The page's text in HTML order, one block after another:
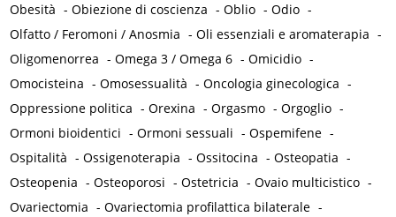
Obesità -Obiezione di coscienza -Oblio -Odio -
Olfatto / Feromoni / Anosmia -Oli essenziali e aromaterapia -
Oligomenorrea -Omega 3 / Omega 6 -Omicidio -
Omocisteina -Omosessualità -Oncologia ginecologica -
Oppressione politica -Orexina -Orgasmo -Orgoglio -
Ormoni bioidentici -Ormoni sessuali -Ospemifene -
Ospitalità -Ossigenoterapia -Ossitocina -Osteopatia -
Osteopenia -Osteoporosi -Ostetricia -Ovaio multicistico -
Ovariectomia -Ovariectomia profilattica bilaterale -